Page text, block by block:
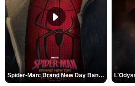
Spider-Man: Brand New Day Bande-annonce VO STFR